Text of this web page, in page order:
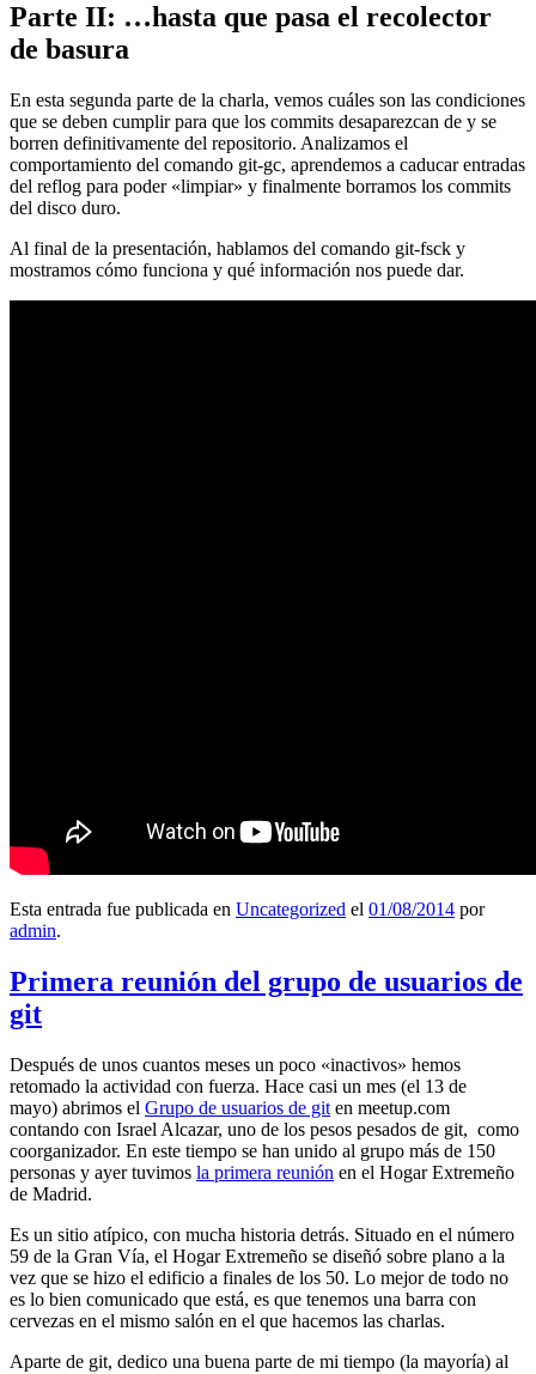
Parte II: …hasta que pasa el recolector
de basura
En esta segunda parte de la charla, vemos cuáles son las condiciones
que se deben cumplir para que los commits desaparezcan de y se
borren definitivamente del repositorio. Analizamos el
comportamiento del comando git-gc, aprendemos a caducar entradas
del reflog para poder «limpiar» y finalmente borramos los commits
del disco duro.
Al final de la presentación, hablamos del comando git-fsck y
mostramos cómo funciona y qué información nos puede dar.
Esta entrada fue publicada en Uncategorized el 01/08/2014 por
admin.
Primera reunión del grupo de usuarios de
git
Después de unos cuantos meses un poco «inactivos» hemos
retomado la actividad con fuerza. Hace casi un mes (el 13 de
mayo) abrimos el Grupo de usuarios de git en meetup.com
contando con Israel Alcazar, uno de los pesos pesados de git, como
coorganizador. En este tiempo se han unido al grupo más de 150
personas y ayer tuvimos la primera reunión en el Hogar Extremeño
de Madrid.
Es un sitio atípico, con mucha historia detrás. Situado en el número
59 de la Gran Vía, el Hogar Extremeño se diseñó sobre plano a la
vez que se hizo el edificio a finales de los 50. Lo mejor de todo no
es lo bien comunicado que está, es que tenemos una barra con
cervezas en el mismo salón en el que hacemos las charlas.
Aparte de git, dedico una buena parte de mi tiempo (la mayoría) al